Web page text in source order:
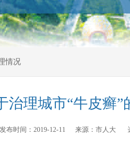
情况
治理城市“牛皮癣
布时间： 2019-12-11 来源： 市人大 选